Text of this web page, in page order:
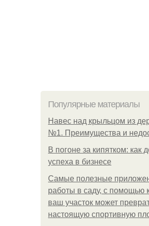
Популярные материалы
Навес над крыльцом из
№1. Преимущества и
В погоне за кипятком: как
успеха в бизнесе
Самые полезные
работы в саду, с помощью
ваш участок может
настоящую спортивную